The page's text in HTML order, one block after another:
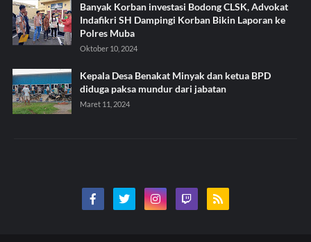
Banyak Korban investasi Bodong CLSK, Advokat
Indafikri SH Dampingi Korban Bikin Laporan ke
Polres Muba
Oktober 10, 2024
Kepala Desa Benakat Minyak dan ketua BPD
diduga paksa mundur dari jabatan
Maret 11, 2024